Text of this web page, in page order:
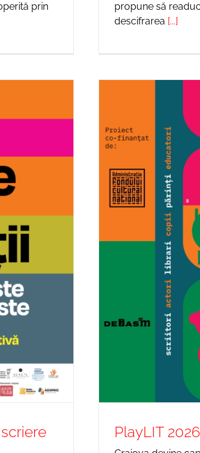
prin
propune să
descifrarea [...]
PlayLIT